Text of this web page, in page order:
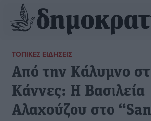
ΤΟΠΙΚΈΣ ΕΙΔΉΣΕΙΣ
Από την Κάλυμνο
Κάννες: Η Βασιλεία
Αλαχούζου στο